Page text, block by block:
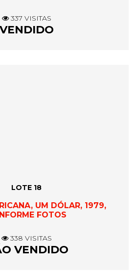
337 VISITAS
VENDIDO
LOTE 18
UM DÓLAR, 1979,
FOTOS
338 VISITAS
VENDIDO